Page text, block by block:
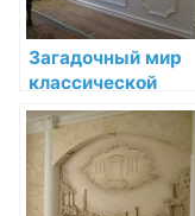
Загадочный мир
классической
лепнины